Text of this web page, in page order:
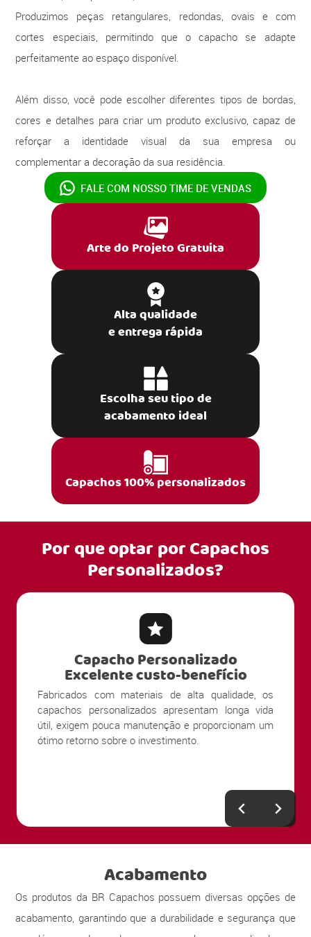
Produzimos peças retangulares, redondas, ovais e com
cortes especiais, permitindo que o capacho se adapte
perfeitamente ao espaço disponível.
Além disso, você pode escolher diferentes tipos de bordas,
cores e detalhes para criar um produto exclusivo, capaz de
reforçar a identidade visual da sua empresa ou
complementar a decoração da sua residência.
FALE COM NOSSO TIME DE VENDAS
Arte do Projeto Gratuita
Alta qualidade
e entrega rápida
Escolha seu tipo de
acabamento ideal
Capachos 100% personalizados
Por que optar porCapachos
Personalizados?
Capacho Personalizado
Excelente custo-benefício
Fabricados com materiais de alta qualidade, os
capachos personalizados apresentam longa vida
útil, exigem pouca manutenção e proporcionam um
ótimo retorno sobre o investimento.
Acabamento
Os produtos da BR Capachos possuem diversas opções de
acabamento, garantindo que a durabilidade e segurança que